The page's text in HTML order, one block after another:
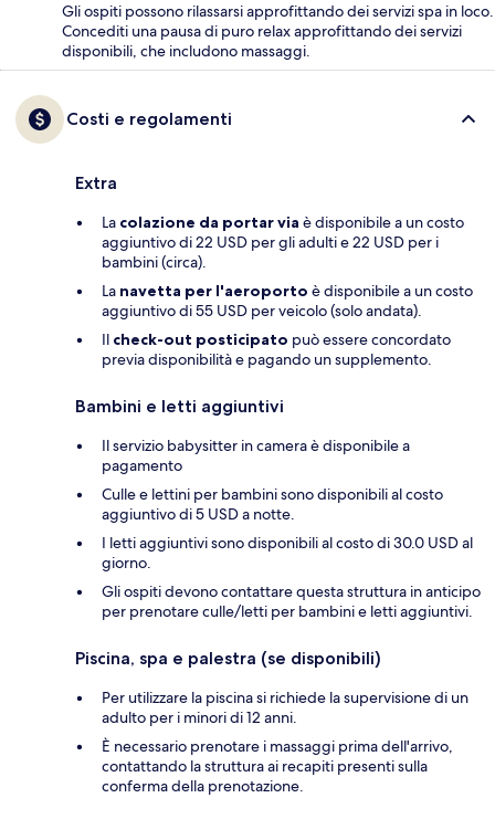
Gli ospiti possono rilassarsi approfittando dei servizi spa in loco.
Concediti una pausa di puro relax approfittando dei servizi
disponibili, che includono massaggi.
Costi e regolamenti
Extra
La colazione da portar via è disponibile a un costo
aggiuntivo di 22 USD per gli adulti e 22 USD per i
bambini (circa).
La navetta per l'aeroporto è disponibile a un costo
aggiuntivo di 55 USD per veicolo (solo andata).
Il check-out posticipato può essere concordato
previa disponibilità e pagando un supplemento.
Bambini e letti aggiuntivi
Il servizio babysitter in camera è disponibile a
pagamento
Culle e lettini per bambini sono disponibili al costo
aggiuntivo di 5 USD a notte.
I letti aggiuntivi sono disponibili al costo di 30.0 USD al
giorno.
Gli ospiti devono contattare questa struttura in anticipo
per prenotare culle/letti per bambini e letti aggiuntivi.
Piscina, spa e palestra (se disponibili)
Per utilizzare la piscina si richiede la supervisione di un
adulto per i minori di 12 anni.
È necessario prenotare i massaggi prima dell'arrivo,
contattando la struttura ai recapiti presenti sulla
conferma della prenotazione.